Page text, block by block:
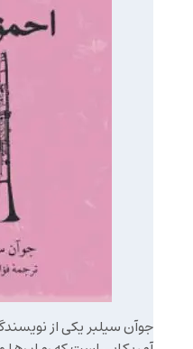
جوآن سیلبر یکی از